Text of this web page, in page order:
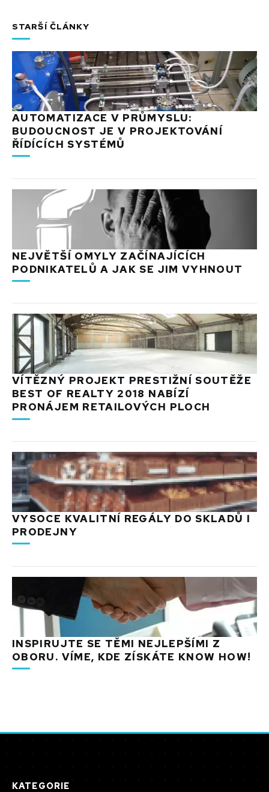
STARŠÍ ČLÁNKY
AUTOMATIZACE V PRŮMYSLU:
BUDOUCNOST JE V PROJEKTOVÁNÍ
ŘÍDÍCÍCH SYSTÉMŮ
NEJVĚTŠÍ OMYLY ZAČÍNAJÍCÍCH
PODNIKATELŮ A JAK SE JIM VYHNOUT
VÍTĚZNÝ PROJEKT PRESTIŽNÍ SOUTĚŽE
BEST OF REALTY 2018 NABÍZÍ
PRONÁJEM RETAILOVÝCH PLOCH
VYSOCE KVALITNÍ REGÁLY DO SKLADŮ I
PRODEJNY
INSPIRUJTE SE TĚMI NEJLEPŠÍMI Z
OBORU. VÍME, KDE ZÍSKÁTE KNOW HOW!
KATEGORIE